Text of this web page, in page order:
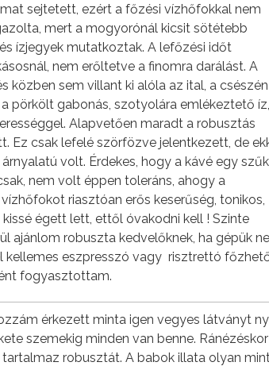
sejtetett, ezért a főzési vízhőfokkal nem
mert a mogyorónál kicsit sötétebb
ízjegyek mutatkoztak. A lefőzési időt
nem erőltetve a finomra darálást. A
közben sem villant ki alóla az ital, a csészén
pörkölt gabonás, szotyolára emlékeztető
Alapvetően maradt a robusztás
Ez csak lefelé szörfözve jelentkezett, de
volt. Érdekes, hogy a kávé egy szűk
nem volt éppen toleráns, ahogy a
riasztóan erős keserűség, tonikos,
égett lett, ettől óvakodni kell ! Szinte
ajánlom robuszta kedvelőknek, ha gépük
kellemes eszpresszó vagy risztrettó
fogyasztottam.
érkezett minta igen vegyes látványt
szemekig minden van benne. Ránézéskor
robusztát. A babok illata olyan